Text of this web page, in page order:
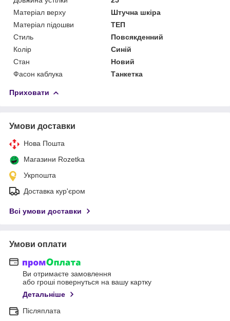
Матеріал верху
Штучна шкіра
Матеріал підошви
ТЕП
Стиль
Повсякденний
Колір
Синій
Стан
Новий
Фасон каблука
Танкетка
Приховати
Умови доставки
Нова Пошта
Магазини Rozetka
Укрпошта
Доставка кур'єром
Всі умови доставки
Умови оплати
Ви отримаєте замовлення
або гроші повернуться на вашу картку
Детальніше
Післяплата